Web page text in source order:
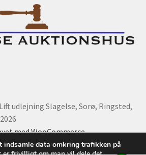
udlejning Slagelse, Sorø, Ringsted,
med WooCommerce.
indsamle data omkring trafikken på